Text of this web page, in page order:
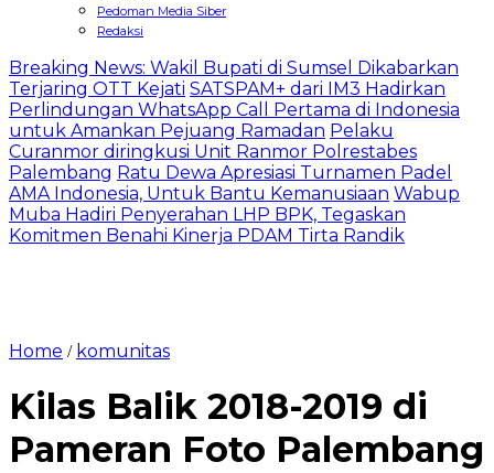
Pedoman Media Siber
Redaksi
Breaking News: Wakil Bupati di Sumsel Dikabarkan
Terjaring OTT Kejati SATSPAM+ dari IM3 Hadirkan
Perlindungan WhatsApp Call Pertama di Indonesia
untuk Amankan Pejuang Ramadan Pelaku
Curanmor diringkusi Unit Ranmor Polrestabes
Palembang Ratu Dewa Apresiasi Turnamen Padel
AMA Indonesia, Untuk Bantu Kemanusiaan Wabup
Muba Hadiri Penyerahan LHP BPK, Tegaskan
Komitmen Benahi Kinerja PDAM Tirta Randik
Home / komunitas
Kilas Balik 2018-2019 di
Pameran Foto Palembang